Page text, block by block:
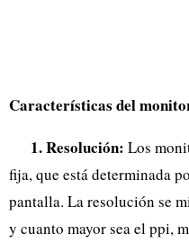
Características del
1. Resolución: Los
fija, que está determinada
pantalla. La resolución se
y cuanto mayor sea el ppi,